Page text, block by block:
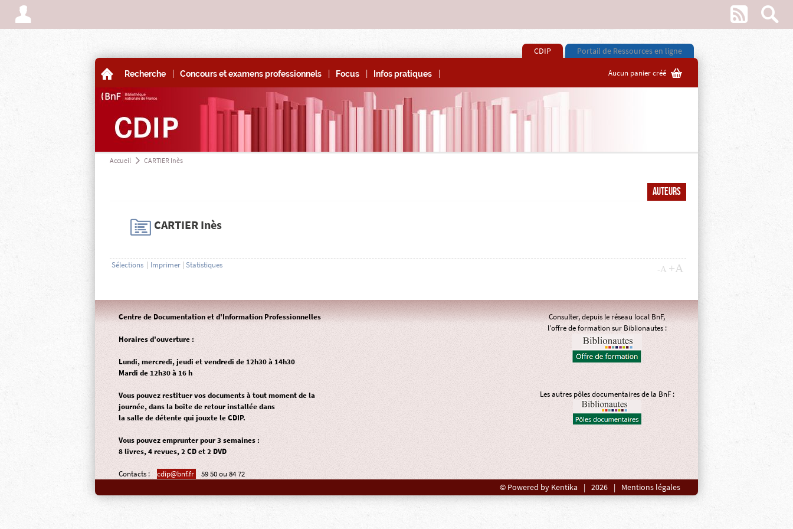
A w s
CDIP Portail de Ressources en ligne
A Recherche | Concours et examens professionnels | Focus | Infos pratiques | Aucun panier créé G
Accueil a CARTIER Inès
Auteurs
H CARTIER Inès
Sélections | Imprimer | Statistiques -A +A
Z
Centre de Documentation et d'Information Professionnelles
Horaires d'ouverture :
Lundi, mercredi, jeudi et vendredi de 12h30 à 14h30
Mardi de 12h30 à 16 h
Vous pouvez restituer vos documents à tout moment de la
journée, dans laboîte de retourinstallée dans
la salle de détente qui jouxte le CDIP.
Vous pouvez emprunter pour 3 semaines :
8 livres, 4 revues, 2 CD et 2 DVD
Contacts : cdip@bnf.fr 59 50 ou 84 72
Consulter, depuis le réseau local BnF,
l'offre de formation sur Biblionautes :
Les autres pôles documentaires de la BnF :
© Powered by Kentika | 2026 | Mentions légales